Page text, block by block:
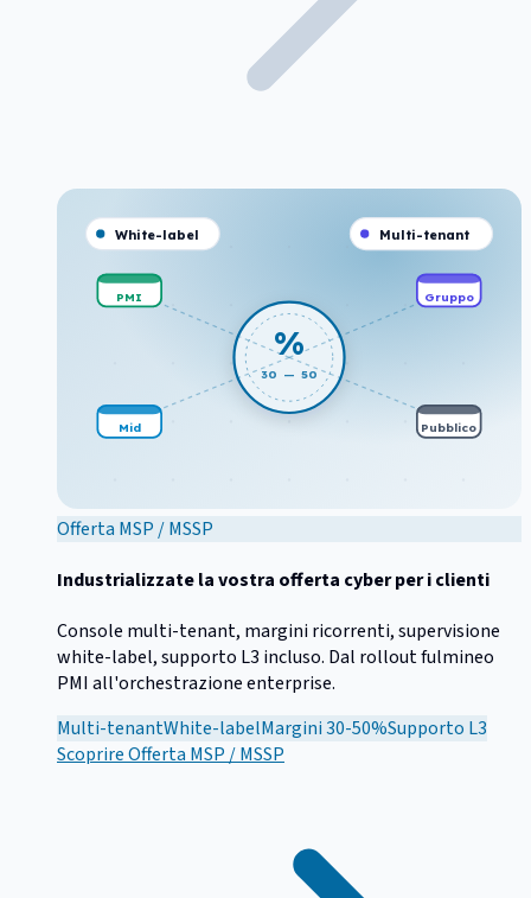
%
30 — 50
PMI
Mid
Gruppo
Pubblico
White-label Multi-tenant
Offerta MSP / MSSP
Industrializzate la vostra offerta cyber per i clienti
Console multi-tenant, margini ricorrenti, supervisione
white-label, supporto L3 incluso. Dal rollout fulmineo
PMI all'orchestrazione enterprise.
Multi-tenantWhite-labelMargini 30-50%Supporto L3
ScoprireOfferta MSP / MSSP